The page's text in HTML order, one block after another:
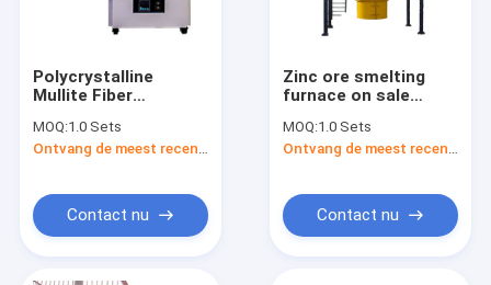
Polycrystalline
Mullite Fiber
Temperature 1700
Degree Box Shaped
MOQ:1.0 Sets
Contact nu
Zinc ore smelting
furnace on sale
MOQ:1.0 Sets
Contact nu